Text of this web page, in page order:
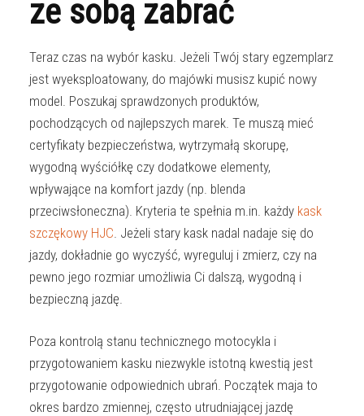
ze sobą zabrać
Teraz czas na wybór kasku. Jeżeli Twój stary egzemplarz
jest wyeksploatowany, do majówki musisz kupić nowy
model. Poszukaj sprawdzonych produktów,
pochodzących od najlepszych marek. Te muszą mieć
certyfikaty bezpieczeństwa, wytrzymałą skorupę,
wygodną wyściółkę czy dodatkowe elementy,
wpływające na komfort jazdy (np. blenda
przeciwsłoneczna). Kryteria te spełnia m.in. każdy kask
szczękowy HJC . Jeżeli stary kask nadal nadaje się do
jazdy, dokładnie go wyczyść, wyreguluj i zmierz, czy na
pewno jego rozmiar umożliwia Ci dalszą, wygodną i
bezpieczną jazdę.
Poza kontrolą stanu technicznego motocykla i
przygotowaniem kasku niezwykle istotną kwestią jest
przygotowanie odpowiednich ubrań. Początek maja to
okres bardzo zmiennej, często utrudniającej jazdę